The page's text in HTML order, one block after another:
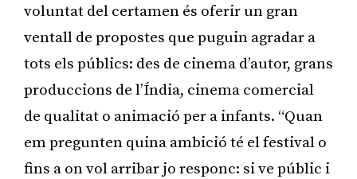
voluntat del certamen és oferir un gran
ventall de propostes que puguin agradar a
tots els públics: des de cinema d’autor, grans
produccions de l’Índia, cinema comercial
de qualitat o animació per a infants. “Quan
em pregunten quina ambició té el festival o
fins a on vol arribar jo responc: si ve públic i